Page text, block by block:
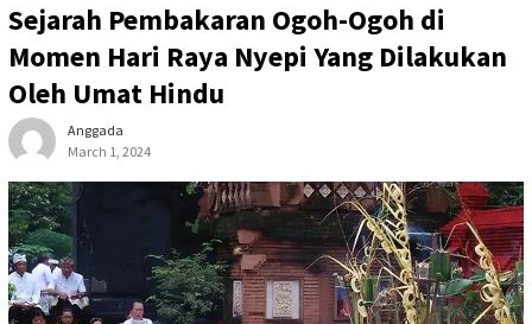
Sejarah Pembakaran Ogoh-Ogoh di
Momen Hari Raya Nyepi Yang Dilakukan
Oleh Umat Hindu
Anggada
March 1, 2024